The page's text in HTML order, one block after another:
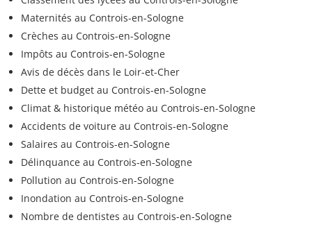
Maternités au Controis-en-Sologne
Crèches au Controis-en-Sologne
Impôts au Controis-en-Sologne
Avis de décès dans le Loir-et-Cher
Dette et budget au Controis-en-Sologne
Climat & historique météo au Controis-en-Sologne
Accidents de voiture au Controis-en-Sologne
Salaires au Controis-en-Sologne
Délinquance au Controis-en-Sologne
Pollution au Controis-en-Sologne
Inondation au Controis-en-Sologne
Nombre de dentistes au Controis-en-Sologne